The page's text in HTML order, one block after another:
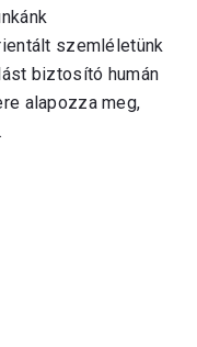
szemléletünk
biztosító humán
alapozza meg,